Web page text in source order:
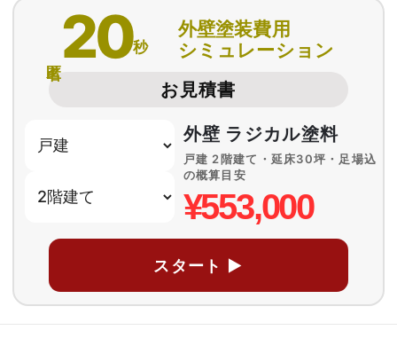
20秒
外壁塗装費用
シミュレーション
お見積書
外壁 ラジカル塗料
戸建 2階建て・延床30坪・足場込
の概算目安
¥553,000
スタート ▶